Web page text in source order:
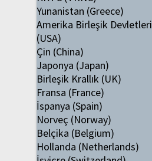
Yunanistan (Greece)
Amerika Birleşik Devletleri
(USA)
Çin (China)
Japonya (Japan)
Birleşik Krallık (UK)
Fransa (France)
İspanya (Spain)
Norveç (Norway)
Belçika (Belgium)
Hollanda (Netherlands)